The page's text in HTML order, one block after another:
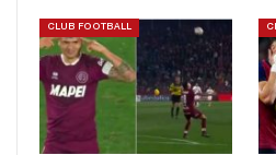
CLUB FOOTBALL